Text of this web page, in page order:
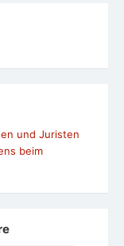
und Juristen
beim